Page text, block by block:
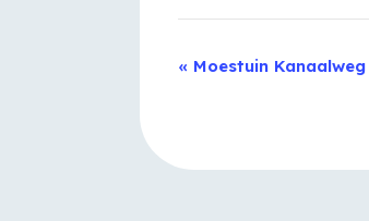
Evenement
« Moestuin